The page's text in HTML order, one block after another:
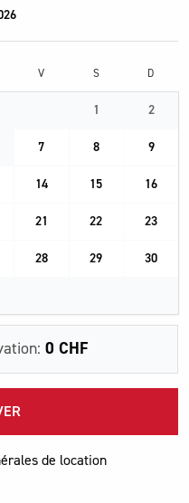
V S D
1 2
7 8 9
14 15 16
21 22 23
28 29 30
0 CHF
de location